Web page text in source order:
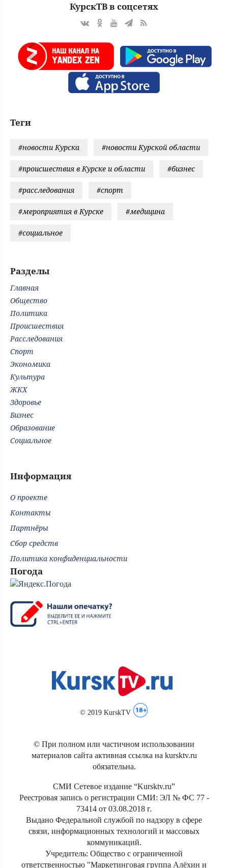
КурскТВ в соцсетях
Теги
#новости Курска #новости Курской области
#происшествия в Курске и области #бизнес
#расследования #спорт
#мероприятия в Курске #медицина
#социальное
Разделы
Главная
Общество
Политика
Происшествия
Расследования
Спорт
Экономика
Культура
ЖКХ
Здоровье
Бизнес
Образование
Социальное
Информация
О проекте
Контакты
Партнёры
Сбор средств
Политика конфиденциальности
Погода
© 2019 KurskTV
© При полном или частичном использовании
материалов сайта активная ссылка на kursktv.ru
обязательна.
СМИ Сетевое издание “Kursktv.ru”
Реестровая запись о регистрации СМИ: ЭЛ № ФС 77 -
73414 от 03.08.2018 г.
Выдано Федеральной службой по надзору в сфере
связи, информационных технологий и массовых
коммуникаций.
Учредитель: Общество с ограниченной
ответственностью "Маркетинговая группа Алёхин и